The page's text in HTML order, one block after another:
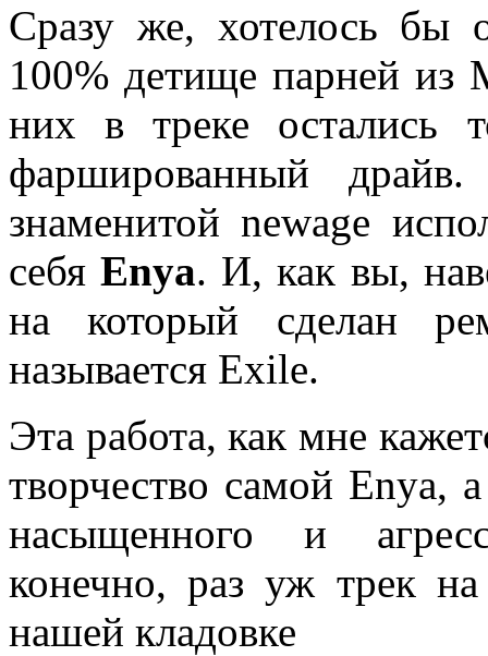
Сразу же, хотелось бы
100% детище парней из
них в треке остались
фаршированный
знаменитой newage
себяEnya. И, как вы,
на который сделан
называется Exile.
Эта работа, как мне
творчество самой Enya,
насыщенного и
конечно, раз уж трек
нашей кладовке